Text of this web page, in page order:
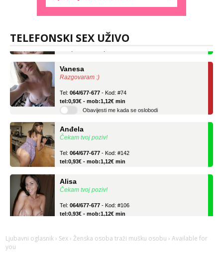
TELEFONSKI SEX UŽIVO
Tel:064/677-677 - Kod: #106
tel:0,93€ - mob:1,12€ min
Razgovaram :)
tel:0,93€ - mob:1,12€ min
Obavijesti me kada se oslobodi
Čekam tvoj poziv!
tel:0,93€ - mob:1,12€ min
Čekam tvoj poziv!
tel:0,93€ - mob:1,12€ min
Razgovaram :)
Ljubavni oglasnik › Sex › Ženska osoba traži mušku osobu › Available for
you